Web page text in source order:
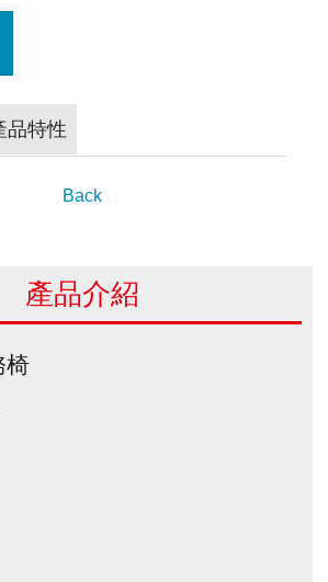
產品介紹
椅
品特性
Back